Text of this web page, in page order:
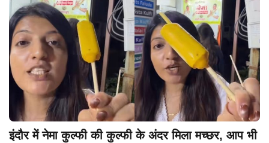
इंदौर में नेमा कुल्फी की कुल्फी के अंदर मिला मच्छर, आप भी